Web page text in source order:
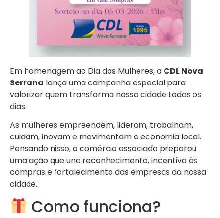
Em homenagem ao Dia das Mulheres, a CDL Nova
Serrana lança uma campanha especial para
valorizar quem transforma nossa cidade todos os
dias.
As mulheres empreendem, lideram, trabalham,
cuidam, inovam e movimentam a economia local.
Pensando nisso, o comércio associado preparou
uma ação que une reconhecimento, incentivo às
compras e fortalecimento das empresas da nossa
cidade.
Como funciona?